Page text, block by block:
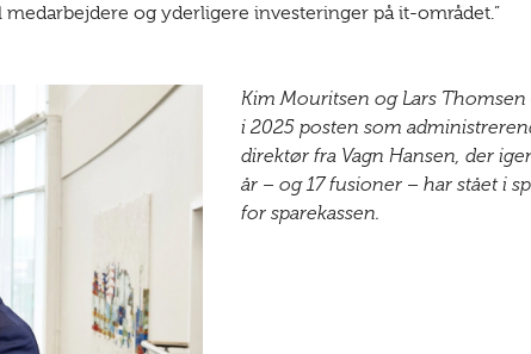
og yderligere investeringer på it-området.”
Kim Mouritsen og Lars
i 2025 posten som
direktør fra Vagn Hansen, der
år – og 17 fusioner – har stået i
for sparekassen.